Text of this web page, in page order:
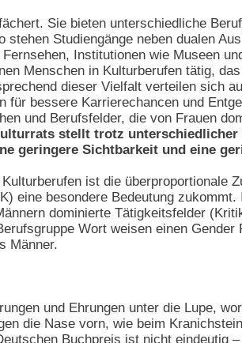
Sie bieten unterschiedliche
Studiengänge neben dualen
Institutionen wie Museen
Menschen in Kulturberufen tätig,
dieser Vielfalt verteilen sich
für bessere Karrierechancen und
und Berufsfelder, die von Frauen
stellt trotz
geringere Sichtbarkeit und eine
ist die überproportionale
eine besondere Bedeutung
dominierte Tätigkeitsfelder
Wort weisen einen
Männer.
und Ehrungen unter die Lupe,
die Nase vorn, wie beim
Buchpreis ist nicht eindeutig